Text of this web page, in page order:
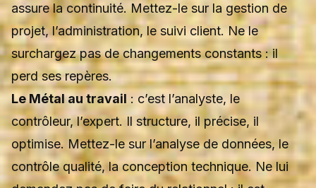
assure la continuité. Mettez-le sur la gestion de
projet, l’administration, le suivi client. Ne le
surchargez pas de changements constants : il
perd ses repères.
Le Métal au travail : c’est l’analyste, le
contrôleur, l’expert. Il structure, il précise, il
optimise. Mettez-le sur l’analyse de données, le
contrôle qualité, la conception technique. Ne lui